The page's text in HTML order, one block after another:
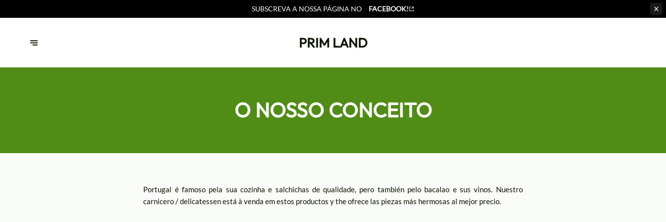
SUBSCREVA A NOSSA PÁGINA NO FACEBOOK!
PRIM LAND
O NOSSO CONCEITO
Portugal é famoso pela sua cozinha e salchichas de qualidade, pero también pelo bacalao e sus vinos. Nuestro
carnicero / delicatessen está à venda em estos productos y the ofrece las piezas más hermosas al mejor precio.